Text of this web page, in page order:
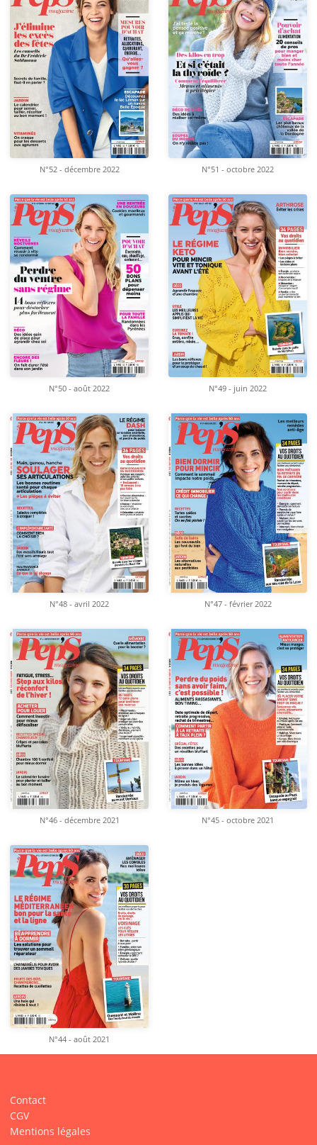
N°52 - décembre 2022 N°51 - octobre 2022
N°50 - août 2022 N°49 - juin 2022
N°48 - avril 2022 N°47 - février 2022
N°46 - décembre 2021 N°45 - octobre 2021
N°44 - août 2021
Contact
CGV
Mentions légales